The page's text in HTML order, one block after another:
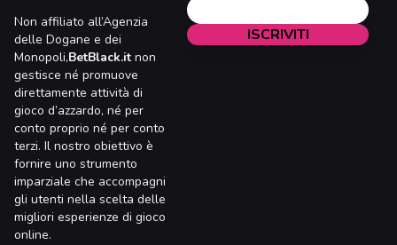
Non affiliato all’Agenzia
delle Dogane e dei
Monopoli,BetBlack.it non
gestisce né promuove
direttamente attività di
gioco d’azzardo, né per
conto proprio né per conto
terzi. Il nostro obiettivo è
fornire uno strumento
imparziale che accompagni
gli utenti nella scelta delle
migliori esperienze di gioco
online.